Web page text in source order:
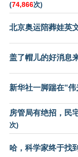
(74,866次)
北京奥运陪葬娃英
盖了帽儿的好消息
新华社一脚踹在“
房管局有绝招，民
次)
哈，科学家终于找